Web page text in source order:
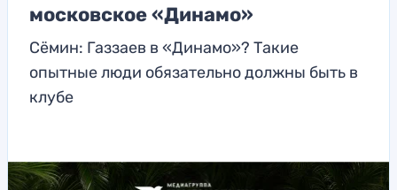
московское «Динамо»
Сёмин: Газзаев в «Динамо»? Такие
опытные люди обязательно должны быть в
клубе